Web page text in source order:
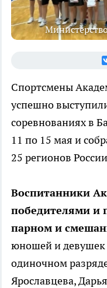
Спортсмены
успешно
соревнованиях в
11 по 15 мая и
25 регионов
Воспитанники
победителями и
парном и
юношей и девушек
одиночном
Ярославцева,